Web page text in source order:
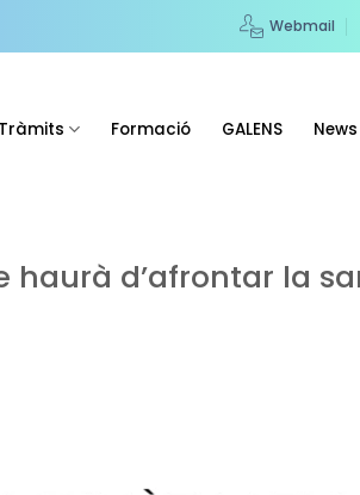
Webmail
Tràmits Formació GALENS News
d’afrontar la